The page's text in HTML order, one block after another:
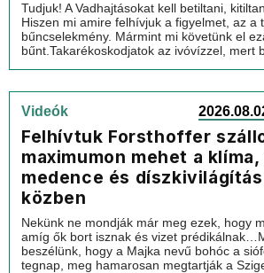
Tudjuk! A Vadhajtásokat kell betiltani,
Hiszen mi amire felhívjuk a figyelmet, az a
bűncselekmény. Mármint mi követünk el
bűnt.Takarékoskodjatok az ivóvízzel, mert
Videók
Felhívtuk Forsthoffer
maximumon mehet a klíma,
medence és
közben
Nekünk ne mondják már meg ezek, hogy
amíg ők bort isznak és vizet
beszélünk, hogy a Majka nevű bohóc a
tegnap, meg hamarosan megtartják a